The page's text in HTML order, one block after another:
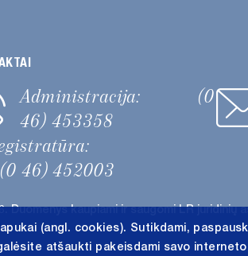
Administracija:
(0
46) 453358
(0 46) 452003
Duomenys kaupiami ir saugomi LR juridinių
(angl. cookies). Sutikdami,
atšaukti pakeisdami savo